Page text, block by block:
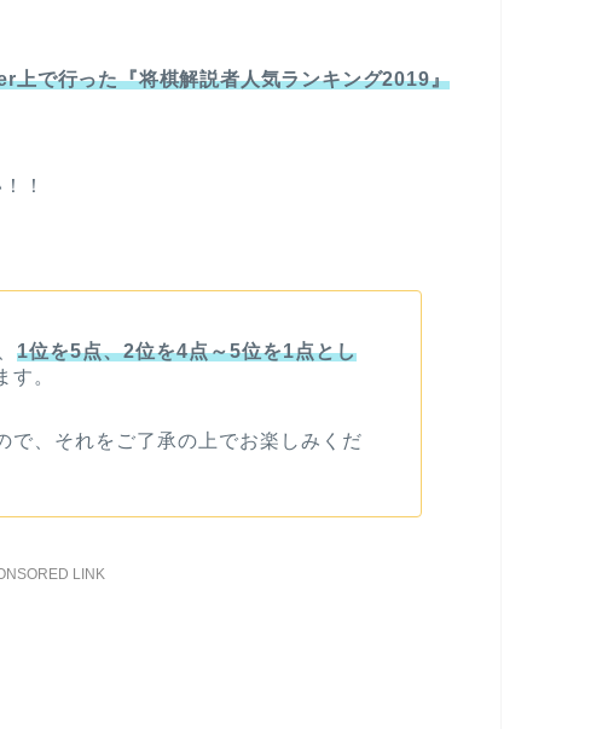
上で行った『将棋解説者人気ランキング2019』
！
1位を5点、2位を4点～5位を1点とし
す。
で、それをご了承の上でお楽しみくだ
LINK